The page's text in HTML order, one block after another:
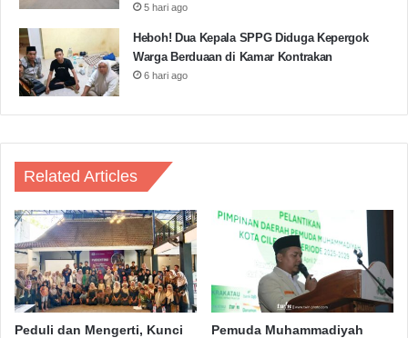
5 hari ago
Heboh! Dua Kepala SPPG Diduga Kepergok
Warga Berduaan di Kamar Kontrakan
6 hari ago
Related Articles
Peduli dan Mengerti, Kunci
Pemuda Muhammadiyah